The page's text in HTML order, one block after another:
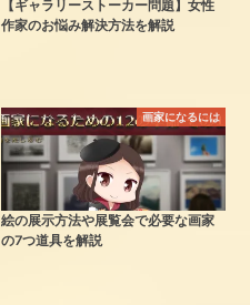
【ギャラリーストーカー問題】女性
作家のお悩み解決方法を解説
画家になるには
絵の展示方法や展覧会で必要な画家
の7つ道具を解説